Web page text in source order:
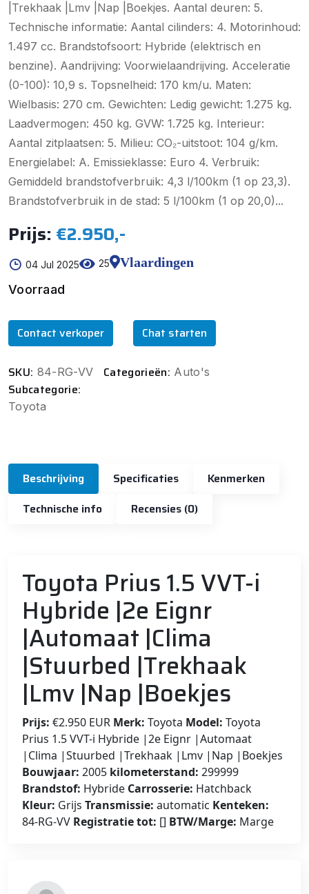
|Trekhaak |Lmv |Nap |Boekjes. Aantal deuren: 5.
Technische informatie: Aantal cilinders: 4. Motorinhoud:
1.497 cc. Brandstofsoort: Hybride (elektrisch en
benzine). Aandrijving: Voorwielaandrijving. Acceleratie
(0-100): 10,9 s. Topsnelheid: 170 km/u. Maten:
Wielbasis: 270 cm. Gewichten: Ledig gewicht: 1.275 kg.
Laadvermogen: 450 kg. GVW: 1.725 kg. Interieur:
Aantal zitplaatsen: 5. Milieu: CO₂-uitstoot: 104 g/km.
Energielabel: A. Emissieklasse: Euro 4. Verbruik:
Gemiddeld brandstofverbruik: 4,3 l/100km (1 op 23,3).
Brandstofverbruik in de stad: 5 l/100km (1 op 20,0)...
Prijs: €2.950,-
04 Jul 2025 25
Vlaardingen
Voorraad
Contact verkoper Chat starten
SKU: 84-RG-VV Categorieën: Auto's
Subcategorie:
Toyota
Beschrijving Specificaties
Kenmerken
Technische info
Recensies (0)
Toyota Prius 1.5 VVT-i
Hybride |2e Eignr
|Automaat |Clima
|Stuurbed |Trekhaak
|Lmv |Nap |Boekjes
Prijs: €2.950 EUR Merk: Toyota Model: Toyota
Prius 1.5 VVT-i Hybride |2e Eignr |Automaat
|Clima |Stuurbed |Trekhaak |Lmv |Nap |Boekjes
Bouwjaar: 2005 kilometerstand: 299999
Brandstof: Hybride Carrosserie: Hatchback
Kleur: Grijs Transmissie: automatic Kenteken:
84-RG-VV Registratie tot: [] BTW/Marge: Marge